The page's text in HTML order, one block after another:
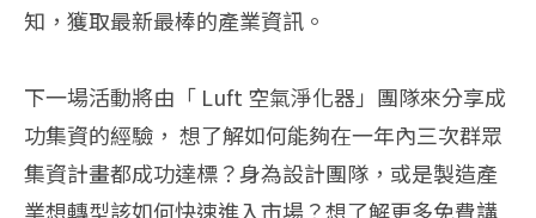
知，獲取最新最棒的產業資訊。
下一場活動將由「 Luft 空氣淨化器」團隊來分享成
功集資的經驗， 想了解如何能夠在一年內三次群眾
集資計畫都成功達標？身為設計團隊，或是製造產
業想轉型該如何快速進入市場？想了解更多免費講